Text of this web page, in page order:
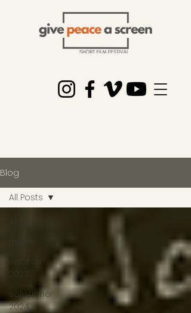
Blog
All Posts
premi
vincitori
2023
selezione
2024
All Posts